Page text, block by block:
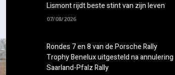
Lismont rijdt beste stint van zijn leven
07/08/2026
Rondes 7 en 8 van de Porsche Rally
Trophy Benelux uitgesteld na annulering
Saarland-Pfalz Rally